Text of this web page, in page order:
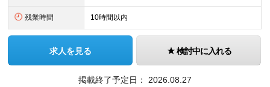
残業時間 10時間以内
求人を見る 検討中に入れる
掲載終了予定日： 2026.08.27